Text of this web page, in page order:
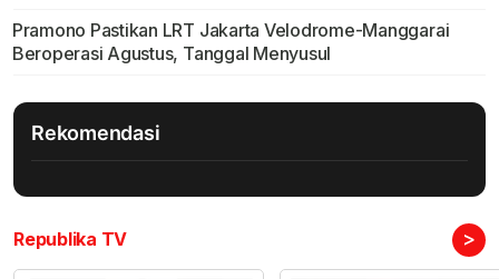
Pramono Pastikan LRT Jakarta Velodrome-Manggarai
Beroperasi Agustus, Tanggal Menyusul
Rekomendasi
Republika TV >